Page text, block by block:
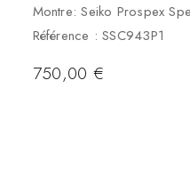
Montre: Seiko Prospex
Référence : SSC943P1
750,00€